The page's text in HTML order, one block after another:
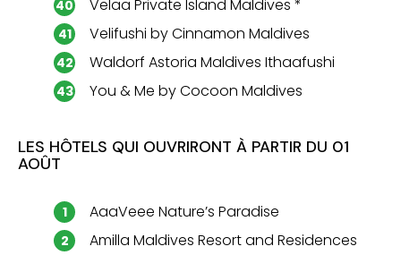
Velaa Private Island Maldives *
Velifushi by Cinnamon Maldives
Waldorf Astoria Maldives Ithaafushi
You & Me by Cocoon Maldives
LES HÔTELS QUI OUVRIRONT À PARTIR DU 01
AOÛT
AaaVeee Nature’s Paradise
Amilla Maldives Resort and Residences